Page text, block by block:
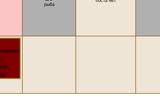
рыба